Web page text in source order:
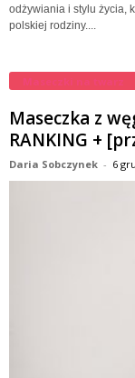
odżywiania i stylu życia,
polskiej rodziny....
Maseczki na twarz
Maseczka z
RANKING +
Daria Sobczynek - 6